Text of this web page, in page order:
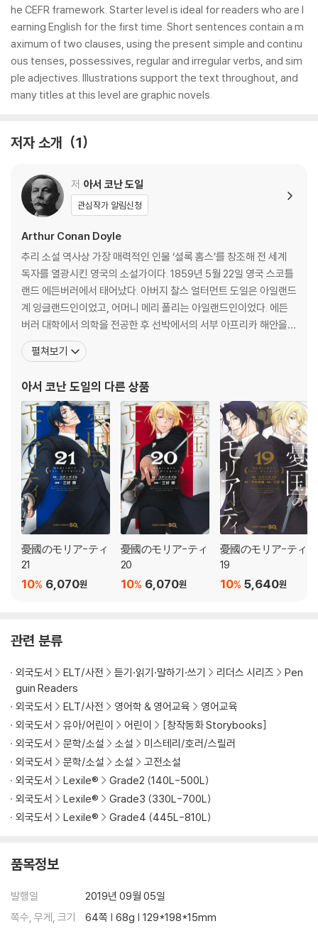
he CEFR framework. Starter level is ideal for readers who are l
earning English for the first time. Short sentences contain a m
aximum of two clauses, using the present simple and continu
ous tenses, possessives, regular and irregular verbs, and sim
ple adjectives. Illustrations support the text throughout, and
many titles at this level are graphic novels.
저자 소개 1
저 아서 코난 도일
관심작가 알림신청
Arthur Conan Doyle
추리 소설 역사상 가장 매력적인 인물 ‘셜록 홈스’를 창조해 전 세계
독자를 열광시킨 영국의 소설가이다. 1859년 5월 22일 영국 스코틀
랜드 에든버러에서 태어났다. 아버지 찰스 얼터먼트 도일은 아일랜드
계 잉글랜드인이었고, 어머니 메리 폴리는 아일랜드인이었다. 에든
버러 대학에서 의학을 전공한 후 선박에서의 서부 아프리카 해안을
항해하는 등 의사 경험을 거쳐 포츠머스에서 개업하나 환자가 없어
소설을 쓰기 시작했다. 이 시기의 경험은 그의 소설에 폭넓은 소재와
적으로 소설 쓰기를 시작했으며, 그러던 중 188
펼쳐보기
아서 코난 도일의 다른 상품
憂國のモリア-ティ
21
6,070원
10%
憂國のモリア-ティ
20
6,070원
10%
憂國のモリア-ティ
19
5,640원
10%
관련 분류
외국도서 ELT/사전 듣기·읽기·말하기·쓰기 리더스 시리즈
Pen
guin Readers
외국도서
ELT/사전 영어학 & 영어교육
영어교육
외국도서
유아/어린이 어린이
[창작동화 Storybooks]
외국도서
문학/소설 소설
미스테리/호러/스릴러
외국도서
문학/소설 소설
고전소설
외국도서
Lexile®
Grade2 (140L-500L)
외국도서
Lexile®
Grade3 (330L-700L)
외국도서
Lexile® Grade4 (445L-810L)
품목정보
발행일
2019년 09월 05일
쪽수, 무게, 크기
64쪽 | 68g | 129*198*15mm